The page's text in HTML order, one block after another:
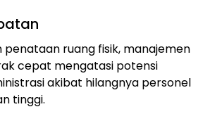
penataan ruang fisik, manajemen
cepat mengatasi potensi
akibat hilangnya personel
tinggi.